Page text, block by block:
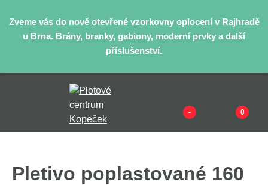
Zveme vás do nově otevřené vzorkovny oplocení v Rajhradě
u Brna. Brány, branky, gabiony, moderní prvky a další
příslušenství.
- 0
Pletivo poplastované 160